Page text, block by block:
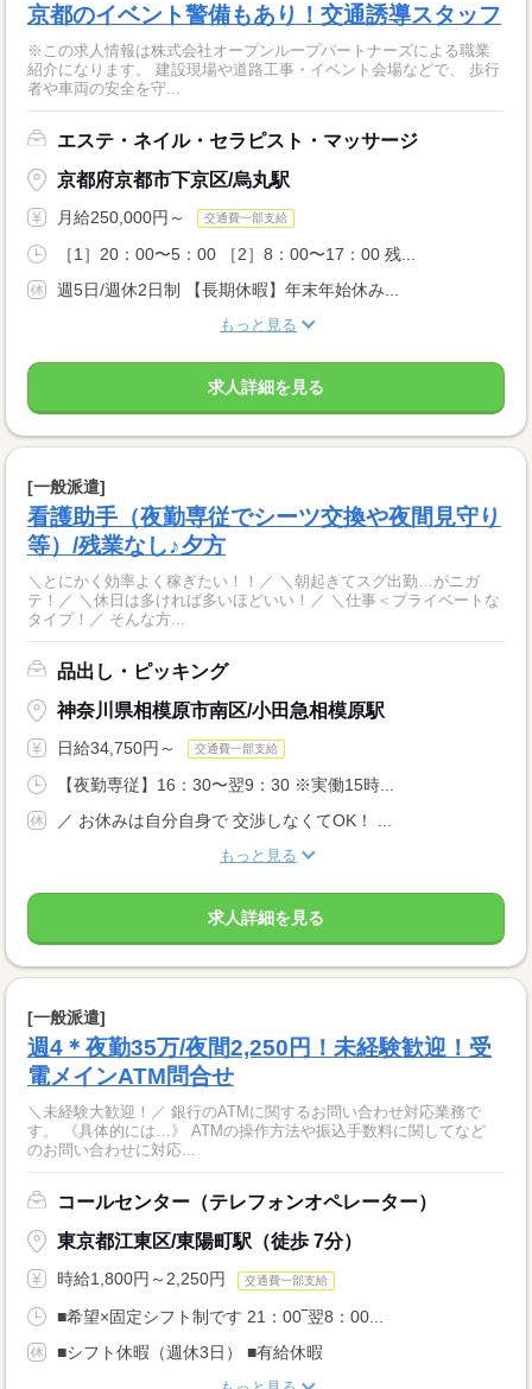
京都のイベント警備もあり！交通誘導スタッフ
※この求人情報は株式会社オープンループパートナーズによる職業
紹介になります。 建設現場や道路工事・イベント会場などで、 歩行
者や車両の安全を守...
エステ・ネイル・セラピスト・マッサージ
京都府京都市下京区/烏丸駅
月給250,000円～ 交通費一部支給
［1］20：00〜5：00 ［2］8：00〜17：00 残...
週5日/週休2日制 【長期休暇】年末年始休み...
もっと見る
求人詳細を見る
[一般派遣]
看護助手（夜勤専従でシーツ交換や夜間見守り
等）/残業なし♪夕方
＼とにかく効率よく稼ぎたい！！／ ＼朝起きてスグ出勤…がニガ
テ！／ ＼休日は多ければ多いほどいい！／ ＼仕事＜プライベートな
タイプ！／ そんな方...
品出し・ピッキング
神奈川県相模原市南区/小田急相模原駅
日給34,750円～ 交通費一部支給
【夜勤専従】16：30〜翌9：30 ※実働15時...
／ お休みは自分自身で 交渉しなくてOK！ ...
もっと見る
求人詳細を見る
[一般派遣]
週4＊夜勤35万/夜間2,250円！未経験歓迎！受
電メインATM問合せ
＼未経験大歓迎！／ 銀行のATMに関するお問い合わせ対応業務で
す。 《具体的には…》 ATMの操作方法や振込手数料に関してなど
のお問い合わせに対応...
コールセンター（テレフォンオペレーター）
東京都江東区/東陽町駅（徒歩 7分）
時給1,800円～2,250円 交通費一部支給
■希望×固定シフト制です 21：00‾翌8：00...
■シフト休暇（週休3日） ■有給休暇